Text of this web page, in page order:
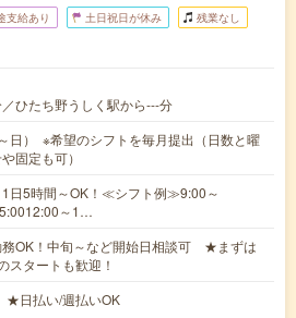
支給あり 土日祝日が休み 残業なし
ひたち野うしく駅から---分
日） ※希望のシフトを毎月提出（日数と曜
固定も可）
日5時間～OK！≪シフト例≫9:00～
～1…
務OK！中旬～など開始日相談可 ★まずは
スタートも歓迎！
日払い/週払いOK